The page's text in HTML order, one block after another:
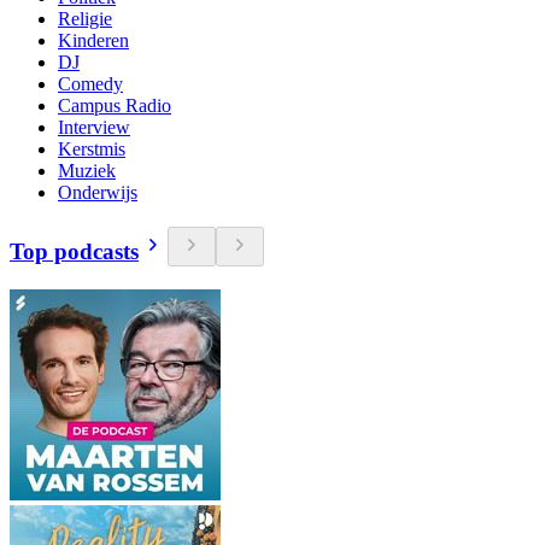
Religie
Kinderen
DJ
Comedy
Campus Radio
Interview
Kerstmis
Muziek
Onderwijs
Top podcasts